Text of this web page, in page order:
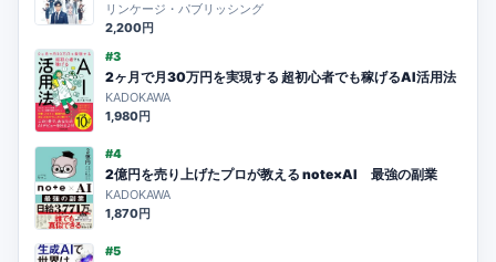
リンケージ・パブリッシング
2,200円
#3
2ヶ月で月30万円を実現する 超初心者でも稼げるAI活用法
KADOKAWA
1,980円
#4
2億円を売り上げたプロが教える note×AI 最強の副業
KADOKAWA
1,870円
#5